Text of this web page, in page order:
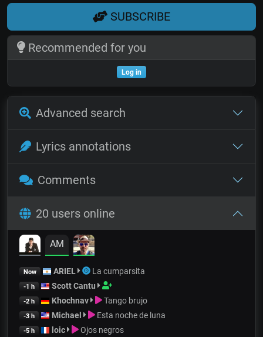
SUBSCRIBE
Recommended for you
Log in
Advanced search
Lyrics annotations
Comments
20 users online
AM
Now ARIEL La cumparsita
-1 h Scott Cantu
-2 h Khochnav Tango brujo
-3 h Michael Esta noche de luna
-5 h loic Ojos negros